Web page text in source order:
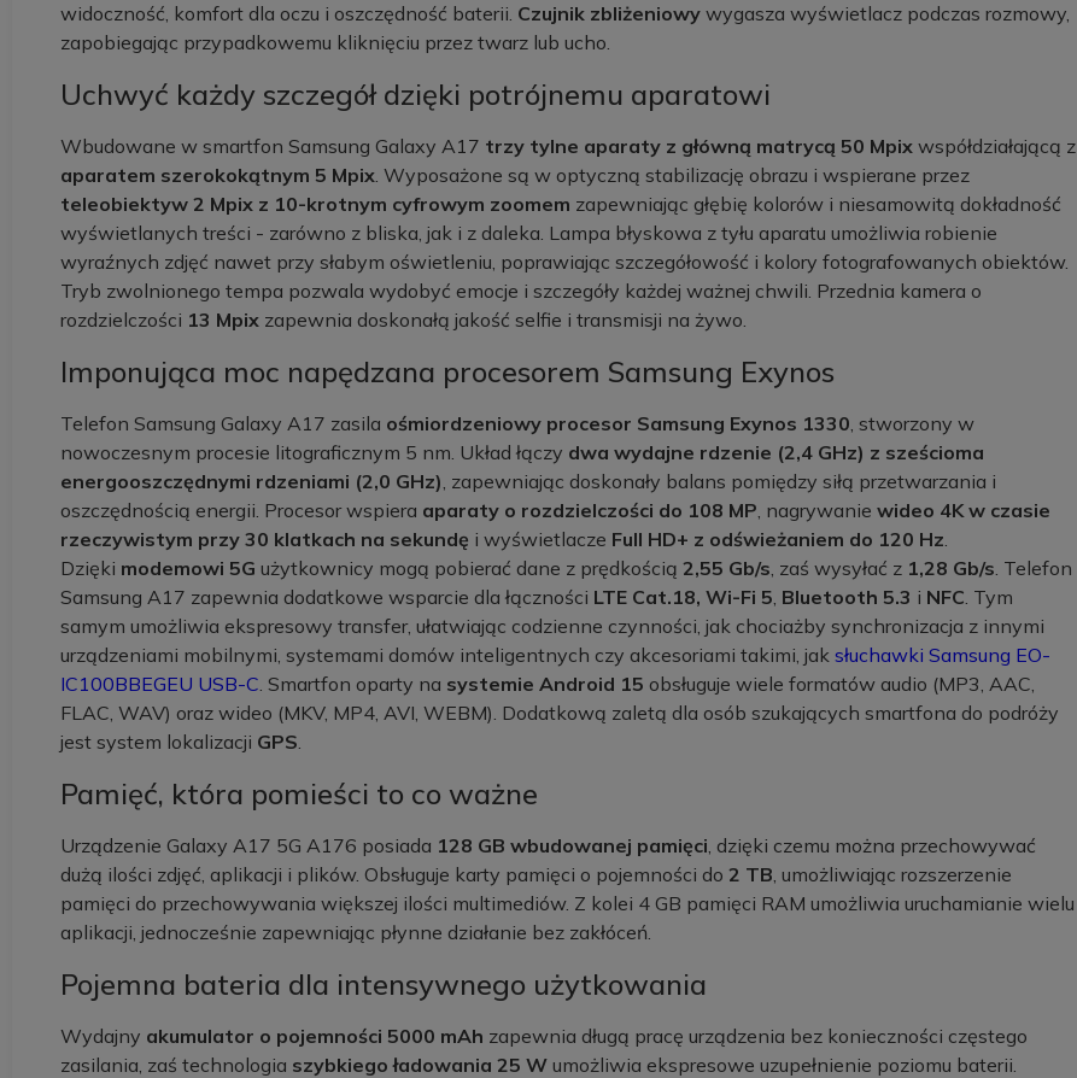
widoczność, komfort dla oczu i oszczędność baterii. Czujnik zbliżeniowy wygasza wyświetlacz podczas rozmowy,
zapobiegając przypadkowemu kliknięciu przez twarz lub ucho.
Uchwyć każdy szczegół dzięki potrójnemu aparatowi
Wbudowane w smartfon Samsung Galaxy A17 trzy tylne aparaty z główną matrycą 50 Mpix współdziałającą z
aparatem szerokokątnym 5 Mpix. Wyposażone są w optyczną stabilizację obrazu i wspierane przez
teleobiektyw 2 Mpix z 10-krotnym cyfrowym zoomem zapewniając głębię kolorów i niesamowitą dokładność
wyświetlanych treści - zarówno z bliska, jak i z daleka. Lampa błyskowa z tyłu aparatu umożliwia robienie
wyraźnych zdjęć nawet przy słabym oświetleniu, poprawiając szczegółowość i kolory fotografowanych obiektów.
Tryb zwolnionego tempa pozwala wydobyć emocje i szczegóły każdej ważnej chwili. Przednia kamera o
rozdzielczości 13 Mpix zapewnia doskonałą jakość selfie i transmisji na żywo.
Imponująca moc napędzana procesorem Samsung Exynos
Telefon Samsung Galaxy A17 zasila ośmiordzeniowy procesor Samsung Exynos 1330, stworzony w
nowoczesnym procesie litograficznym 5 nm. Układ łączy dwa wydajne rdzenie (2,4 GHz) z sześcioma
energooszczędnymi rdzeniami (2,0 GHz), zapewniając doskonały balans pomiędzy siłą przetwarzania i
oszczędnością energii. Procesor wspiera aparaty o rozdzielczości do 108 MP, nagrywanie wideo 4K w czasie
rzeczywistym przy 30 klatkach na sekundę i wyświetlacze Full HD+ z odświeżaniem do 120 Hz.
Dzięki modemowi 5G użytkownicy mogą pobierać dane z prędkością 2,55 Gb/s, zaś wysyłać z 1,28 Gb/s. Telefon
Samsung A17 zapewnia dodatkowe wsparcie dla łączności LTE Cat.18, Wi-Fi 5, Bluetooth 5.3 i NFC. Tym
samym umożliwia ekspresowy transfer, ułatwiając codzienne czynności, jak chociażby synchronizacja z innymi
urządzeniami mobilnymi, systemami domów inteligentnych czy akcesoriami takimi, jak słuchawki Samsung EO-
IC100BBEGEU USB-C. Smartfon oparty na systemie Android 15 obsługuje wiele formatów audio (MP3, AAC,
FLAC, WAV) oraz wideo (MKV, MP4, AVI, WEBM). Dodatkową zaletą dla osób szukających smartfona do podróży
jest system lokalizacji GPS.
Pamięć, która pomieści to co ważne
Urządzenie Galaxy A17 5G A176 posiada 128 GB wbudowanej pamięci, dzięki czemu można przechowywać
dużą ilości zdjęć, aplikacji i plików. Obsługuje karty pamięci o pojemności do 2 TB, umożliwiając rozszerzenie
pamięci do przechowywania większej ilości multimediów. Z kolei 4 GB pamięci RAM umożliwia uruchamianie wielu
aplikacji, jednocześnie zapewniając płynne działanie bez zakłóceń.
Pojemna bateria dla intensywnego użytkowania
Wydajny akumulator o pojemności 5000 mAh zapewnia długą pracę urządzenia bez konieczności częstego
zasilania, zaś technologia szybkiego ładowania 25 W umożliwia ekspresowe uzupełnienie poziomu baterii.